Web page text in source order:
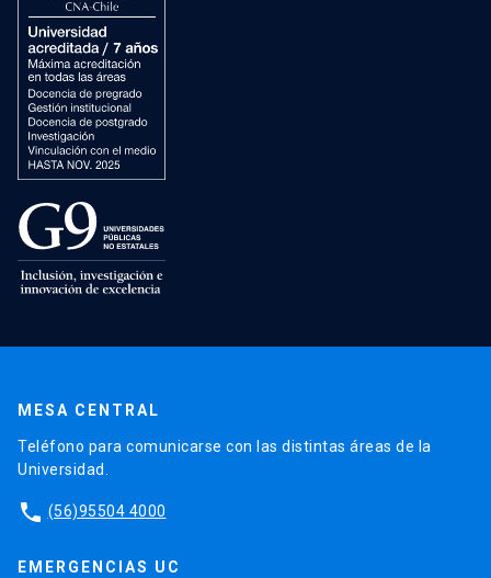
MESA CENTRAL
Teléfono para comunicarse con las distintas áreas de la
Universidad.
phone (56)95504 4000
EMERGENCIAS UC